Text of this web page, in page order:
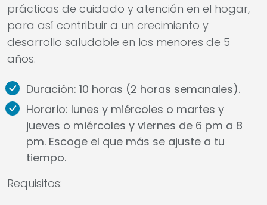
prácticas de cuidado y atención en el hogar,
para así contribuir a un crecimiento y
desarrollo saludable en los menores de 5
años.
Duración: 10 horas (2 horas semanales).
Horario: lunes y miércoles o martes y
jueves o miércoles y viernes de 6 pm a 8
pm. Escoge el que más se ajuste a tu
tiempo.
Requisitos: